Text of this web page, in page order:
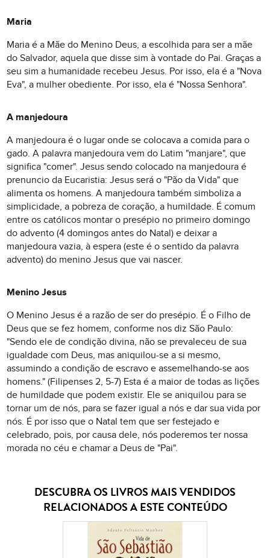
Maria
Maria é a Mãe do Menino Deus, a escolhida para ser a mãe
do Salvador, aquela que disse sim à vontade do Pai. Graças a
seu sim a humanidade recebeu Jesus. Por isso, ela é a "Nova
Eva", a mulher obediente. Por isso, ela é "Nossa Senhora".
A manjedoura
A manjedoura é o lugar onde se colocava a comida para o
gado. A palavra manjedoura vem do Latim "manjare", que
significa "comer". Jesus sendo colocado na manjedoura é
prenuncio da Eucaristia: Jesus será o "Pão da Vida" que
alimenta os homens. A manjedoura também simboliza a
simplicidade, a pobreza de coração, a humildade. É comum
entre os católicos montar o presépio no primeiro domingo
do advento (4 domingos antes do Natal) e deixar a
manjedoura vazia, à espera (este é o sentido da palavra
advento) do menino Jesus que vai nascer.
Menino Jesus
O Menino Jesus é a razão de ser do presépio. É o Filho de
Deus que se fez homem, conforme nos diz São Paulo:
"Sendo ele de condição divina, não se prevaleceu de sua
igualdade com Deus, mas aniquilou-se a si mesmo,
assumindo a condição de escravo e assemelhando-se aos
homens." (Filipenses 2, 5-7) Esta é a maior de todas as lições
de humildade que podem existir. Ele se aniquilou para se
tornar um de nós, para se fazer igual a nós e dar sua vida por
nós. É por isso que o Natal tem que ser festejado e
celebrado, pois, por causa dele, nós poderemos ter nossa
morada no céu e chamar a Deus de "Pai".
DESCUBRA OS LIVROS MAIS VENDIDOS
RELACIONADOS A ESTE CONTEÚDO